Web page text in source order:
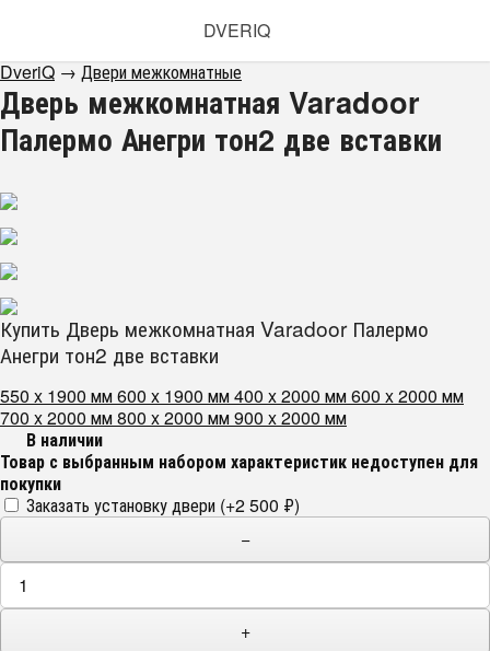
DVERIQ
DveriQ → Двери межкомнатные
Дверь межкомнатная Varadoor
Палермо Анегри тон2 две вставки
Купить Дверь межкомнатная Varadoor Палермо
Анегри тон2 две вставки
550 x 1900 мм600 x 1900 мм400 x 2000 мм600 x 2000 мм
700 x 2000 мм800 x 2000 мм900 x 2000 мм
В наличии
Товар с выбранным набором характеристик недоступен для
покупки
Заказать установку двери (+2 500 ₽)
−
+